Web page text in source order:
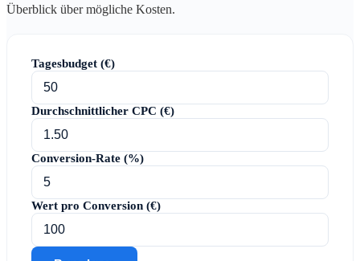
Überblick über mögliche Kosten.
Tagesbudget (€)
Durchschnittlicher CPC (€)
Conversion-Rate (%)
Wert pro Conversion (€)